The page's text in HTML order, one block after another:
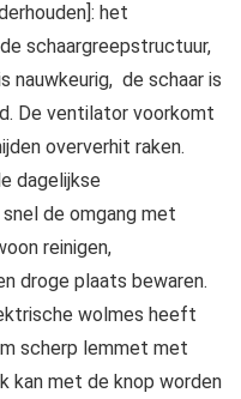
het
schaargreepstructuur,
de schaar is
De ventilator voorkomt
oververhit raken.
dagelijkse
de omgang met
reinigen,
droge plaats bewaren.
wolmes heeft
scherp lemmet met
kan met de knop worden